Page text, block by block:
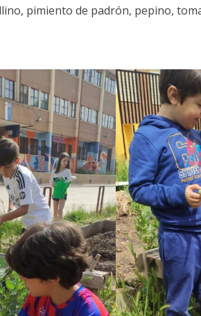
pimiento de padrón, pepino,